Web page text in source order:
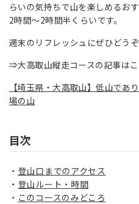
らいの気持ちで山を楽しめるお
2時間～2時間半くらいです。
週末のリフレッシュにぜひどうぞ
⇒大高取山縦走コースの記事は
【埼玉県・大高取山】低山であ
場の山
目次
登山口までのアクセス
登山ルート・時間
このコースのみどころ